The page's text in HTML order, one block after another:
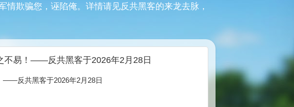
欺骗您，诬陷俺。详情请见反共黑客的来龙去脉，
不易！——反共黑客于2026年2月28日
——反共黑客于2026年2月28日